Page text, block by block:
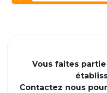
Vous faites
Contactez nous